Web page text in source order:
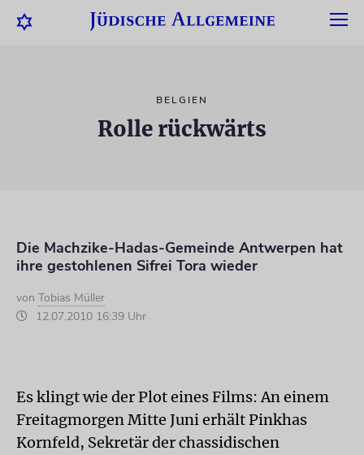
BELGIEN
Rolle rückwärts
Die Machzike-Hadas-Gemeinde Antwerpen hat
ihre gestohlenen Sifrei Tora wieder
von Tobias Müller
12.07.2010 16:39 Uhr
Es klingt wie der Plot eines Films: An einem
Freitagmorgen Mitte Juni erhält Pinkhas
Kornfeld, Sekretär der chassidischen